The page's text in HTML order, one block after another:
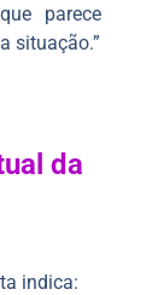
parece
situação.”
da
indica: